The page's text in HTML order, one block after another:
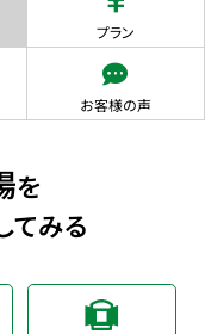
プラン
お客様の声
を
てみる